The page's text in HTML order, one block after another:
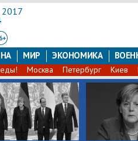
2017
МИР ЭКОНОМИКА
Москва Петербург Киев